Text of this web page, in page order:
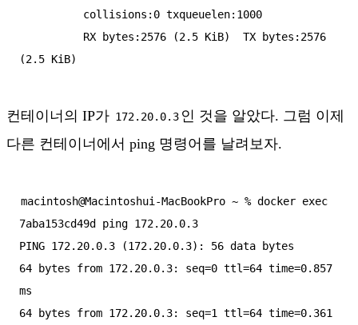
컨테이너의 IP가 172.20.0.3 인 것을 알았다. 그럼 이제
다른 컨테이너에서 ping 명령어를 날려보자.
macintosh@Macintoshui-MacBookPro ~ % docker exec
7aba153cd49d ping 172.20.0.3
PING 172.20.0.3 (172.20.0.3): 56 data bytes
64 bytes from 172.20.0.3: seq=0 ttl=64 time=0.857
ms
64 bytes from 172.20.0.3: seq=1 ttl=64 time=0.361